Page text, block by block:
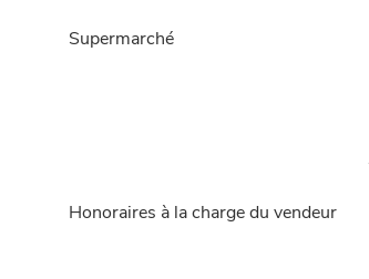
Supermarché
Honoraires à la charge du vendeur